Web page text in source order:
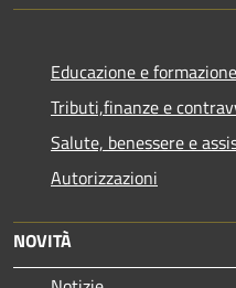
Educazione e formazione
Tributi,finanze e
Salute, benessere e
Autorizzazioni
NOVITÀ